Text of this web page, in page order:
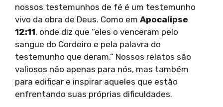
nossos testemunhos de fé é um testemunho
vivo da obra de Deus. Como em Apocalipse
12:11, onde diz que “eles o venceram pelo
sangue do Cordeiro e pela palavra do
testemunho que deram.” Nossos relatos são
valiosos não apenas para nós, mas também
para edificar e inspirar aqueles que estão
enfrentando suas próprias dificuldades.